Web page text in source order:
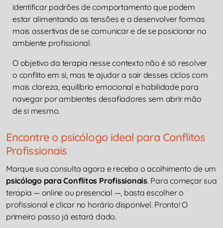
identificar padrões de comportamento que podem
estar alimentando as tensões e a desenvolver formas
mais assertivas de se comunicar e de se posicionar no
ambiente profissional.
O objetivo da terapia nesse contexto não é só resolver
o conflito em si, mas te ajudar a sair desses ciclos com
mais clareza, equilíbrio emocional e habilidade para
navegar por ambientes desafiadores sem abrir mão
de si mesmo.
Encontre o psicólogo ideal para Conflitos
Profissionais
Marque sua consulta agora e receba o acolhimento de um
psicólogo para Conflitos Profissionais. Para começar sua
terapia — online ou presencial —, basta escolher o
profissional e clicar no horário disponível. Pronto! O
primeiro passo já estará dado.